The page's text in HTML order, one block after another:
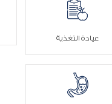
عيادة التغذية